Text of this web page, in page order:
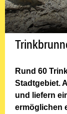
Rund 60
Stadtgebiet.
und liefern
ermöglichen